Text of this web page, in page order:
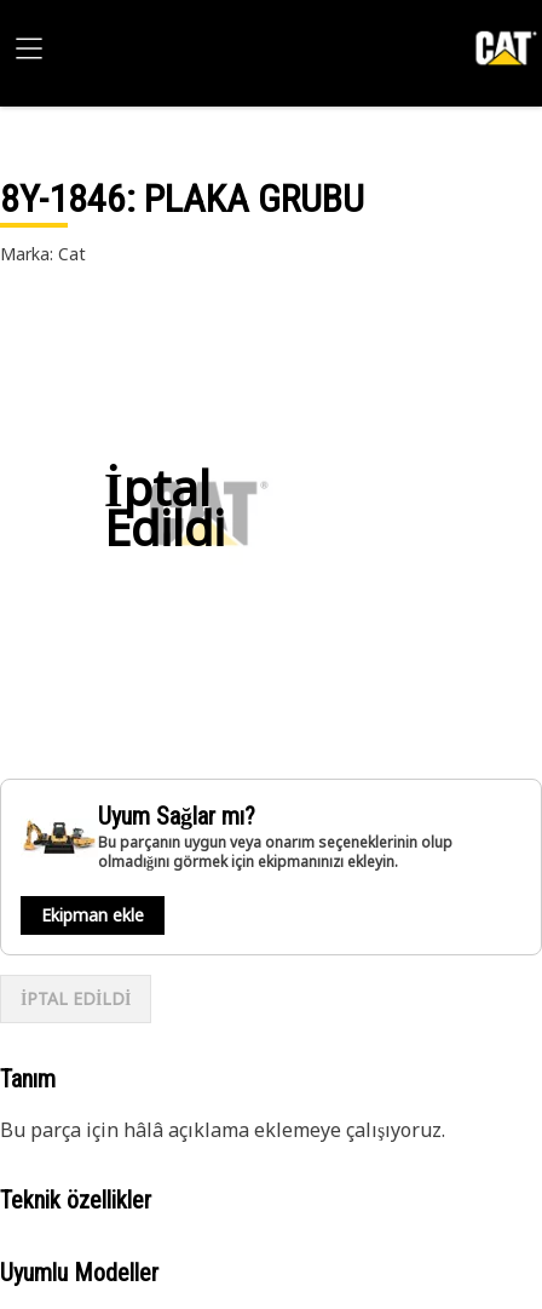
8Y-1846: PLAKA GRUBU
Marka: Cat
İptal
Edildi
Uyum Sağlar mı?
Bu parçanın uygun veya onarım seçeneklerinin olup
olmadığını görmek için ekipmanınızı ekleyin.
Ekipman ekle
İPTAL EDİLDİ
Tanım
Bu parça için hâlâ açıklama eklemeye çalışıyoruz.
Teknik özellikler
Uyumlu Modeller